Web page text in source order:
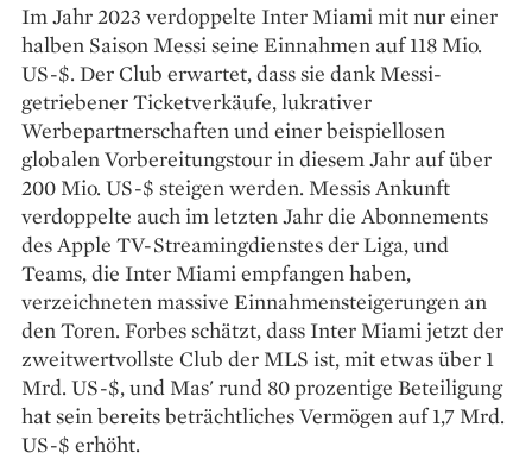
Im Jahr 2023 verdoppelte Inter Miami mit nur einer
halben Saison Messi seine Einnahmen auf 118 Mio.
US-$. Der Club erwartet, dass sie dank Messi-
getriebener Ticketverkäufe, lukrativer
Werbepartnerschaften und einer beispiellosen
globalen Vorbereitungstour in diesem Jahr auf über
200 Mio. US-$ steigen werden. Messis Ankunft
verdoppelte auch im letzten Jahr die Abonnements
des Apple TV-Streamingdienstes der Liga, und
Teams, die Inter Miami empfangen haben,
verzeichneten massive Einnahmensteigerungen an
den Toren. Forbes schätzt, dass Inter Miami jetzt der
zweitwertvollste Club der MLS ist, mit etwas über 1
Mrd. US-$, und Mas' rund 80 prozentige Beteiligung
hat sein bereits beträchtliches Vermögen auf 1,7 Mrd.
US-$ erhöht.